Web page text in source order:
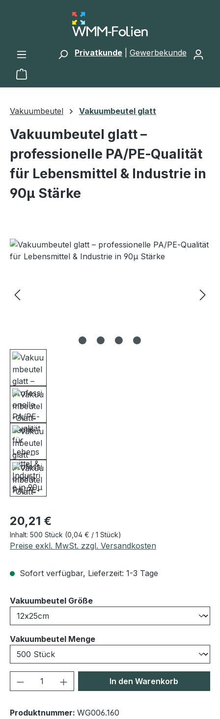
Zum Hauptinhalt springen
Privatkunde Gewerbekunde
Warenkorb enthält 0 Positionen. Der
Vakuumbeutel Vakuumbeutel glatt
Vakuumbeutel glatt –
professionelle PA/PE‑Qualität
für Lebensmittel & Industrie in
90µ Stärke
Bildergalerie überspringen
Regulärer Preis:
20,21 €
Inhalt: 500 Stück (0,04 € / 1 Stück)
Preise exkl. MwSt. zzgl. Versandkosten
Sofort verfügbar, Lieferzeit: 1-3 Tage
Vakuumbeutel Größeauswählen
Vakuumbeutel Mengeauswählen
Produkt Anzahl: Gib denIn den Warenkorb
Produktnummer: WG006.160